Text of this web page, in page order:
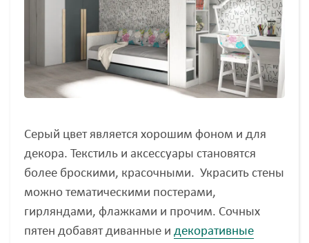
Серый цвет является хорошим фоном и для
декора. Текстиль и аксессуары становятся
более броскими, красочными. Украсить стены
можно тематическими постерами,
гирляндами, флажками и прочим. Сочных
пятен добавят диванные и декоративные